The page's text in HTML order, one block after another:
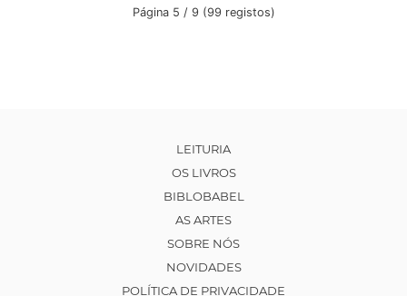
Página 5 / 9 (99 registos)
LEITURIA
OS LIVROS
BIBLOBABEL
AS ARTES
SOBRE NÓS
NOVIDADES
POLÍTICA DE PRIVACIDADE